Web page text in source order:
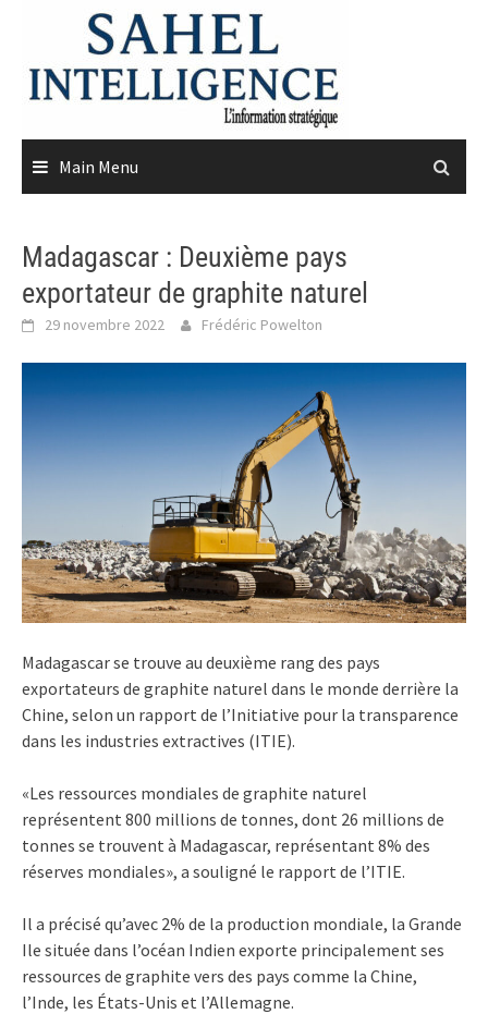
content
Main Menu
Madagascar : Deuxième pays
exportateur de graphite naturel
29 novembre 2022 Frédéric Powelton
Madagascar se trouve au deuxième rang des pays
exportateurs de graphite naturel dans le monde derrière la
Chine, selon un rapport de l’Initiative pour la transparence
dans les industries extractives (ITIE).
«Les ressources mondiales de graphite naturel
représentent 800 millions de tonnes, dont 26 millions de
tonnes se trouvent à Madagascar, représentant 8% des
réserves mondiales», a souligné le rapport de l’ITIE.
Il a précisé qu’avec 2% de la production mondiale, la Grande
Ile située dans l’océan Indien exporte principalement ses
ressources de graphite vers des pays comme la Chine,
l’Inde, les États-Unis et l’Allemagne.